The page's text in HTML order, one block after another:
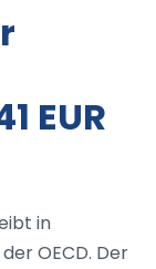
EUR
in
OECD. Der